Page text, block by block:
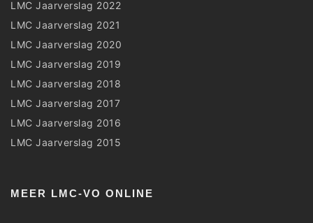
LMC Jaarverslag 2022
LMC Jaarverslag 2021
LMC Jaarverslag 2020
LMC Jaarverslag 2019
LMC Jaarverslag 2018
LMC Jaarverslag 2017
LMC Jaarverslag 2016
LMC Jaarverslag 2015
MEER LMC-VO ONLINE